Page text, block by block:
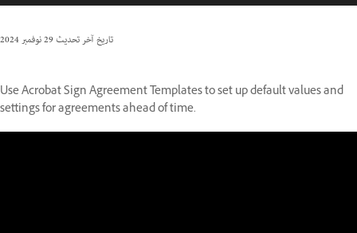
تاريخ آخر تحديث29 نوفمبر 2024
Use Acrobat Sign Agreement Templates to set up default values and
settings for agreements ahead of time.